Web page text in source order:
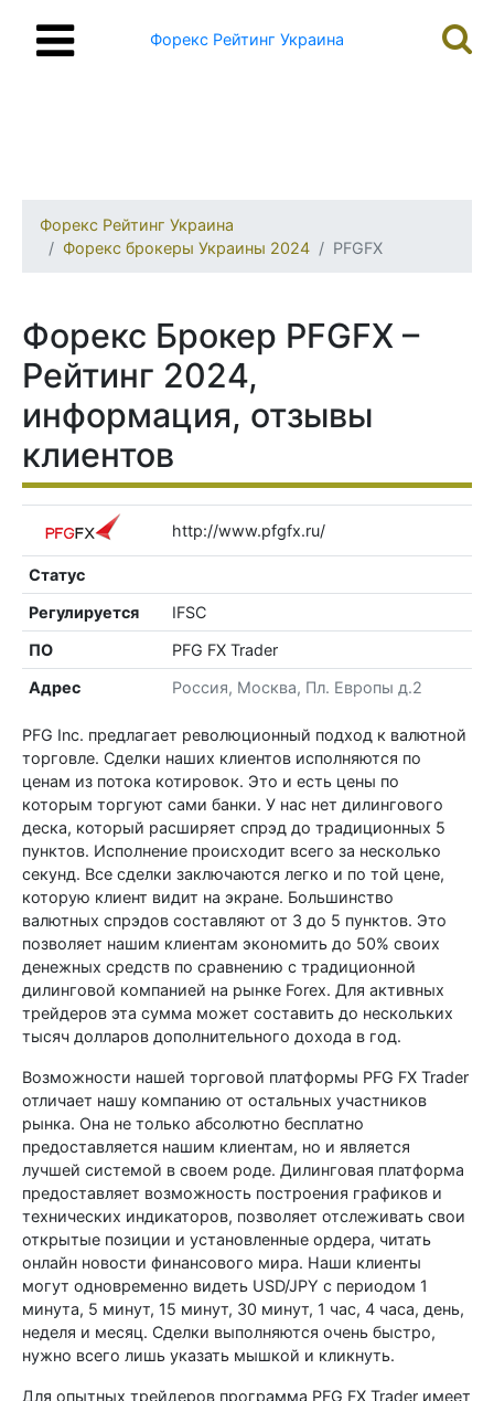
Форекс Рейтинг Украина
Форекс Рейтинг Украина
Форекс брокеры Украины 2024
PFGFX
Форекс Брокер PFGFX –
Рейтинг 2024,
информация, отзывы
клиентов
http://www.pfgfx.ru/
Статус
Регулируется
IFSC
ПО
PFG FX Trader
Адрес
Россия, Москва, Пл. Европы д.2
PFG Inc. предлагает революционный подход к валютной
торговле. Сделки наших клиентов исполняются по
ценам из потока котировок. Это и есть цены по
которым торгуют сами банки. У нас нет дилингового
деска, который расширяет спрэд до традиционных 5
пунктов. Исполнение происходит всего за несколько
секунд. Все сделки заключаются легко и по той цене,
которую клиент видит на экране. Большинство
валютных спрэдов составляют от 3 до 5 пунктов. Это
позволяет нашим клиентам экономить до 50% своих
денежных средств по сравнению с традиционной
дилинговой компанией на рынке Forex. Для активных
трейдеров эта сумма может составить до нескольких
тысяч долларов дополнительного дохода в год.
Возможности нашей торговой платформы PFG FX Trader
отличает нашу компанию от остальных участников
рынка. Она не только абсолютно бесплатно
предоставляется нашим клиентам, но и является
лучшей системой в своем роде. Дилинговая платформа
предоставляет возможность построения графиков и
технических индикаторов, позволяет отслеживать свои
открытые позиции и установленные ордера, читать
онлайн новости финансового мира. Наши клиенты
могут одновременно видеть USD/JPY с периодом 1
минута, 5 минут, 15 минут, 30 минут, 1 час, 4 часа, день,
неделя и месяц. Сделки выполняются очень быстро,
нужно всего лишь указать мышкой и кликнуть.
Для опытных трейдеров программа PFG FX Trader имеет